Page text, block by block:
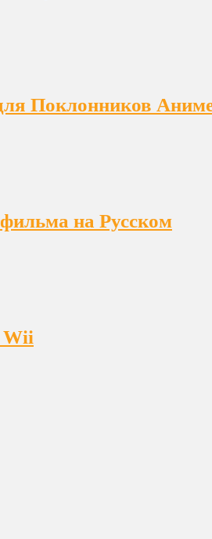
Поклонников
на Русском
Wii